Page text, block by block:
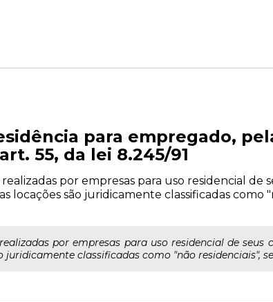
para empregado,
55, da lei 8.245/91
por empresas para uso residencial de
locações são juridicamente classificadas como
por empresas para uso residencial de seus
classificadas como "não residenciais",